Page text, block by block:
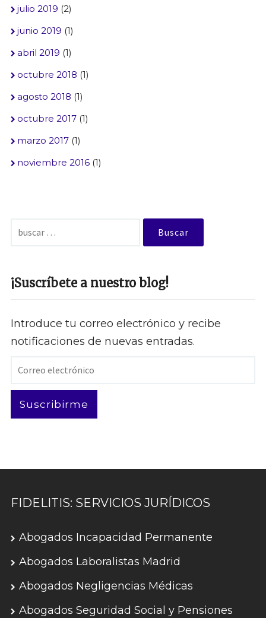
julio 2019 (2)
junio 2019 (1)
abril 2019 (1)
octubre 2018 (1)
agosto 2018 (1)
octubre 2017(1)
marzo 2017(1)
noviembre 2016(1)
¡Suscríbete a nuestro blog!
Introduce tu correo electrónico y recibe
notificaciones de nuevas entradas.
Correo
Suscribirme
FIDELITIS: SERVICIOS JURÍDICOS
Abogados Incapacidad Permanente
Abogados Laboralistas Madrid
Abogados Negligencias Médicas
Abogados Seguridad Social y Pensiones